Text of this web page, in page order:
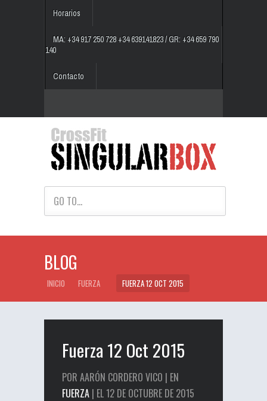
Horarios
MA: +34 917 250 728 +34 639141823 / GR: +34 659 790
140
Contacto
GO TO...
BLOG
INICIO FUERZA FUERZA 12 OCT 2015
Fuerza 12 Oct 2015
POR AARÓN CORDERO VICO | EN
FUERZA | EL 12 DE OCTUBRE DE 2015